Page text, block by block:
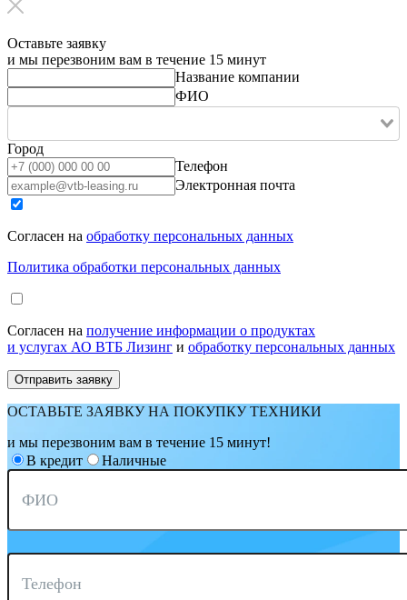
Оставьте заявку
и мы перезвоним вам в течение 15 минут
Название компании
ФИО
Город
Телефон
Электронная почта
Согласен на обработку персональных данных
Политика обработки персональных данных
Согласен на получение информации о продуктах
и услугах АО ВТБ Лизинг и обработку персональных данных
ОСТАВЬТЕ ЗАЯВКУ НА ПОКУПКУ ТЕХНИКИ
и мы перезвоним вам в течение 15 минут!
В кредит
Наличные
ФИО
Телефон